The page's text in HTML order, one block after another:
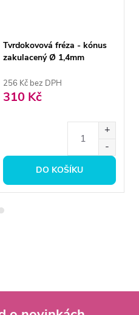
Tvrdokovová fréza - kónus
zakulacený Ø 1,4mm
256 Kč bez DPH
310 Kč
DO KOŠÍKU